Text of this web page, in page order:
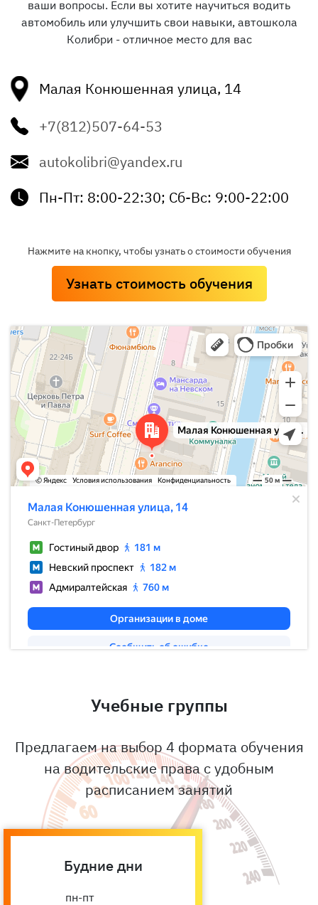
ваши вопросы. Если вы хотите научиться водить
автомобиль или улучшить свои навыки, автошкола
Колибри - отличное место для вас
Малая Конюшенная улица, 14
+7(812)507-64-53
autokolibri@yandex.ru
Пн-Пт: 8:00-22:30; Сб-Вс: 9:00-22:00
Нажмите на кнопку, чтобы узнать о стоимости обучения
Узнать стоимость обучения
Учебные группы
Предлагаем на выбор 4 формата обучения
на водительские права с удобным
расписанием занятий
Будние дни
пн-пт